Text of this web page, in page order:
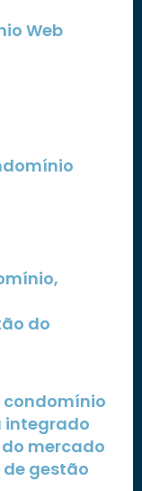
Web
do
condomínio
integrado
mercado
gestão